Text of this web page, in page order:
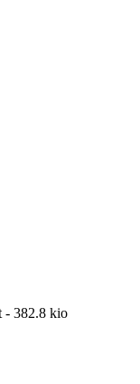
- 382.8 kio